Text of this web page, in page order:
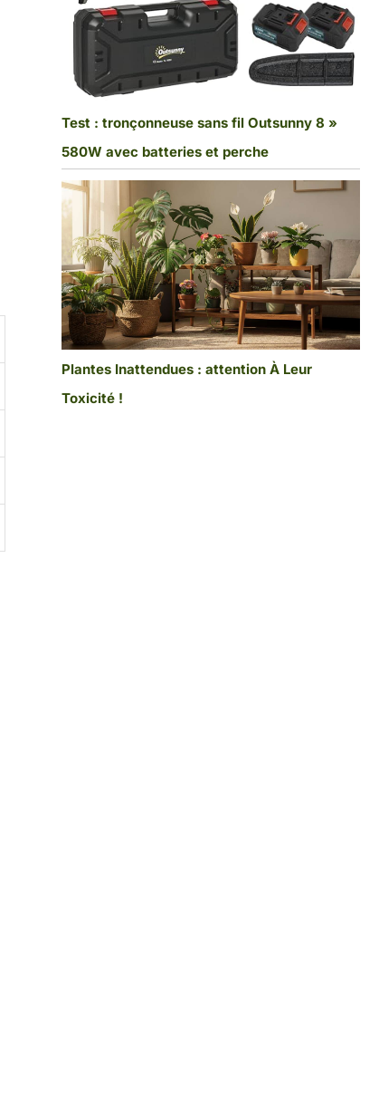
Test : tronçonneuse sans fil Outsunny 8 »
580W avec batteries et perche
Plantes Inattendues : attention À Leur
Toxicité !